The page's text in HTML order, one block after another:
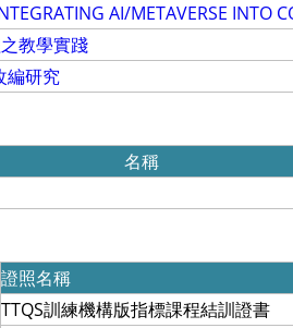
AI/METAVERSE INTO
教學實踐
編研究
名稱
證照名稱
TTQS訓練機構版指標課程結訓證書